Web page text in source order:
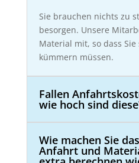
Sie brauchen nichts zu
besorgen. Unsere
Material mit, so dass
kümmern müssen.
Fallen
wie hoch sind
Wie machen Sie
Anfahrt und